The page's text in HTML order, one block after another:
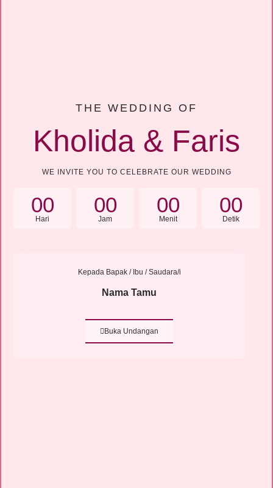
THE WEDDING OF
Kholida & Faris
WE INVITE YOU TO CELEBRATE OUR WEDDING
00
Hari
00
Jam
00
Menit
00
Detik
Kepada Bapak / Ibu / Saudara/i
Nama Tamu
Buka Undangan